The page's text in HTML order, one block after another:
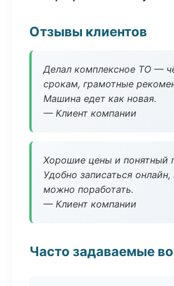
Отзывы клиентов
Делал комплексное ТО —
срокам, грамотные
Машина едет как новая.
— Клиент компании
Хорошие цены и понятный
Удобно записаться онлайн,
можно поработать.
— Клиент компании
Часто задаваемые